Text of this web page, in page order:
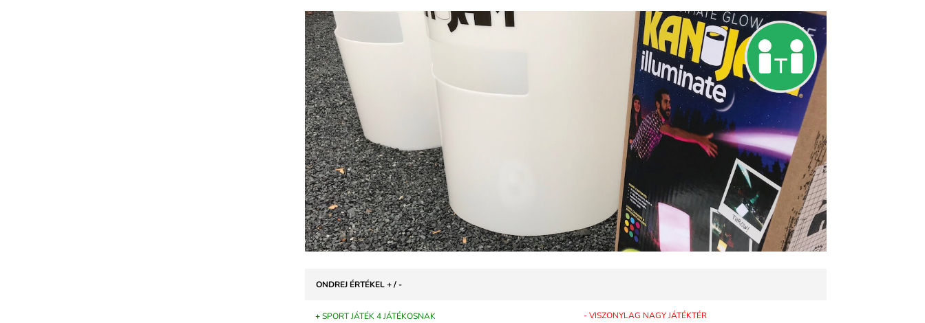
ONDREJ ÉRTÉKEL + / -
+SPORT JÁTÉK 4 JÁTÉKOSNAK - VISZONYLAG NAGY JÁTÉKTÉR